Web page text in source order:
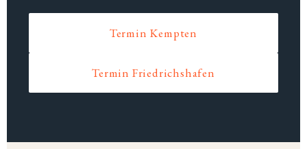
Termin Kempten
Termin Friedrichshafen